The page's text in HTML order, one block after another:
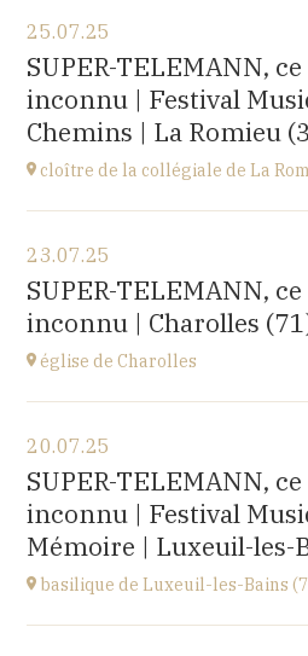
église Santa Coloma,
Plaça d'Andreu Xandri, 17539
à19H00
Acheter vos billets
25.07.25
SUPER-TELEMANN,
inconnu | Festival
Chemins | La Romieu
cloître de la collégiale de La
collégiale Saint-Pierre,
rue du docteur Lucante, 32480
à19H00
Acheter vos billets
23.07.25
SUPER-TELEMANN,
inconnu | Charolles
église de Charolles
église du Sacré-Coeur,
8 Place de l'Église, 71120
à11H
Accéder au site
20.07.25
SUPER-TELEMANN,
inconnu | Festival
Mémoire | Luxeuil-les-
basilique de Luxeuil-les-Bains